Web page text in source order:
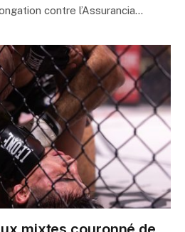
contre l’Assurancia…